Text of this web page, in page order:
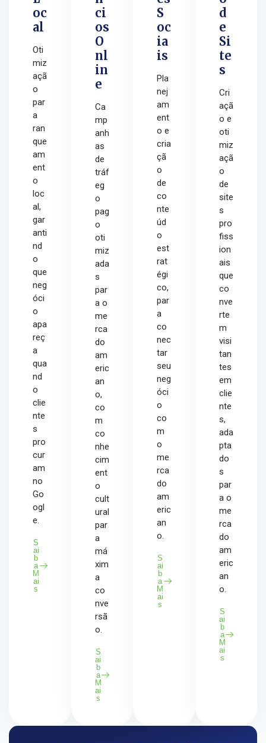
oc
al
Oti
miz
açã
o
par
a
ran
que
am
ent
o
loc
al,
gar
anti
nd
o
que
neg
óci
o
apa
reç
a
qua
nd
o
clie
nte
s
pro
cur
am
no
Go
ogl
e.
S
ai
b
a
M
ai
s
ci
os
O
nl
in
e
Ca
mp
anh
as
de
tráf
eg
o
pag
o
oti
miz
ada
s
par
a o
me
rca
do
am
eric
an
o,
co
m
co
nhe
cim
ent
o
cult
ural
par
a
má
xim
a
co
nve
rsã
o.
S
ai
b
a
M
ai
s
S
oc
ia
is
Pla
nej
am
ent
o e
cria
çã
o
de
co
nte
úd
o
est
rat
égi
co,
par
a
co
nec
tar
seu
neg
óci
o
co
m
o
me
rca
do
am
eric
an
o.
S
ai
b
a
M
ai
s
d
e
Si
te
s
Cri
açã
o e
oti
miz
açã
o
de
site
s
pro
fiss
ion
ais
que
co
nve
rte
m
visi
tan
tes
em
clie
nte
s,
ada
pta
do
s
par
a o
me
rca
do
am
eric
an
o.
S
ai
b
a
M
ai
s